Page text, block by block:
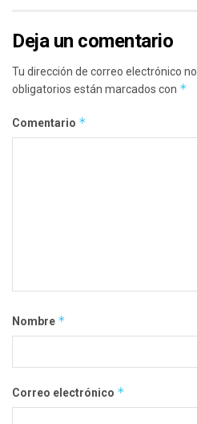
Deja un comentario
Tu dirección de correo electrónico
obligatorios están marcados con *
Comentario *
Nombre *
Correo electrónico *